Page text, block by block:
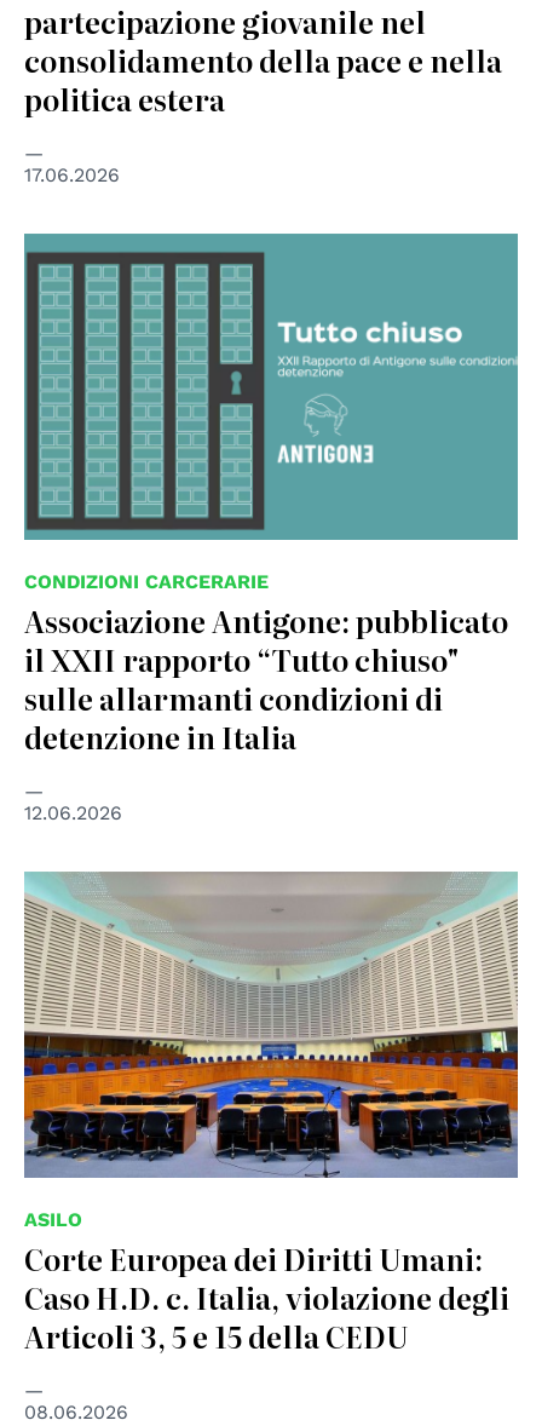
partecipazione giovanile nel
consolidamento della pace e nella
politica estera
17.06.2026
CONDIZIONI CARCERARIE
Associazione Antigone: pubblicato
il XXII rapporto “Tutto chiuso"
sulle allarmanti condizioni di
detenzione in Italia
12.06.2026
© Creative Commons Attribution-Share Alike 3.0 Poland
ASILO
Corte Europea dei Diritti Umani:
Caso H.D. c. Italia, violazione degli
Articoli 3, 5 e 15 della CEDU
08.06.2026